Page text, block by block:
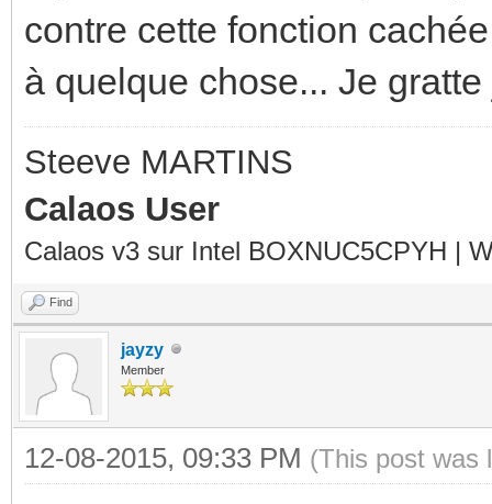
contre cette fonction
à quelque chose... Je
Steeve MARTINS
Calaos User
Calaos v3 sur Intel BOXNUC5CPYH |
Find
jayzy
Member
12-08-2015, 09:33 PM (This post was